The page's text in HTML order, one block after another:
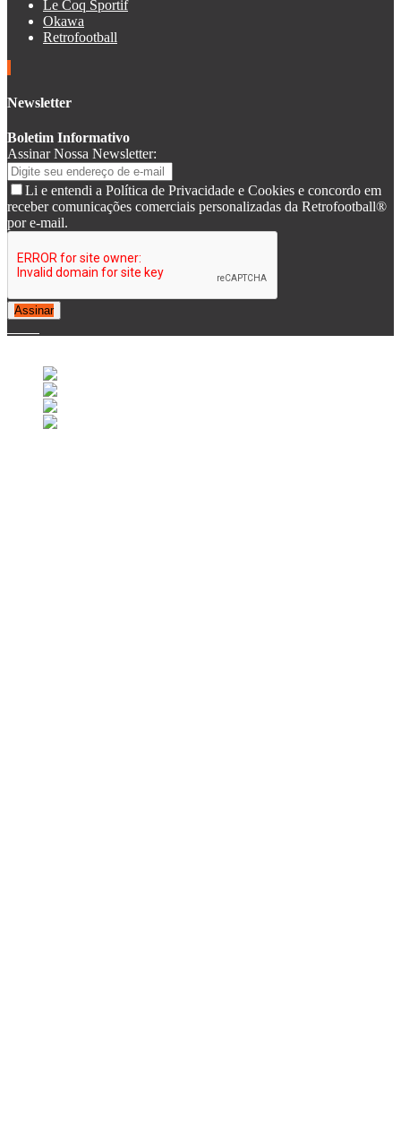
Le Coq Sportif
Okawa
Retrofootball
Newsletter
Boletim Informativo
Assinar Nossa Newsletter:
Li e entendi a Política de Privacidade e Cookies e concordo em
receber comunicações comerciais personalizadas da Retrofootball®
por e-mail.
Assinar